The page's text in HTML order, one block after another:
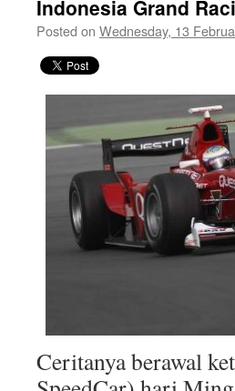
Indonesia Grand
Posted on Wednesday, 13
Ceritanya berawal